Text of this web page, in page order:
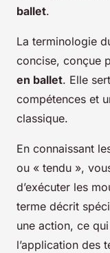
ballet.
La terminologie
concise, conçue
en ballet. Elle
compétences et
classique.
En connaissant
ou « tendu »,
d’exécuter les
terme décrit
une action, ce
l’application des